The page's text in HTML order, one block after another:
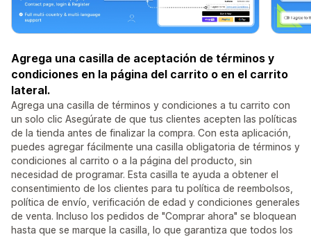
Agrega una casilla de aceptación de términos y
condiciones en la página del carrito o en el carrito
lateral.
Agrega una casilla de términos y condiciones a tu carrito con
un solo clic Asegúrate de que tus clientes acepten las políticas
de la tienda antes de finalizar la compra. Con esta aplicación,
puedes agregar fácilmente una casilla obligatoria de términos y
condiciones al carrito o a la página del producto, sin
necesidad de programar. Esta casilla te ayuda a obtener el
consentimiento de los clientes para tu política de reembolsos,
política de envío, verificación de edad y condiciones generales
de venta. Incluso los pedidos de "Comprar ahora" se bloquean
hasta que se marque la casilla, lo que garantiza que todos los